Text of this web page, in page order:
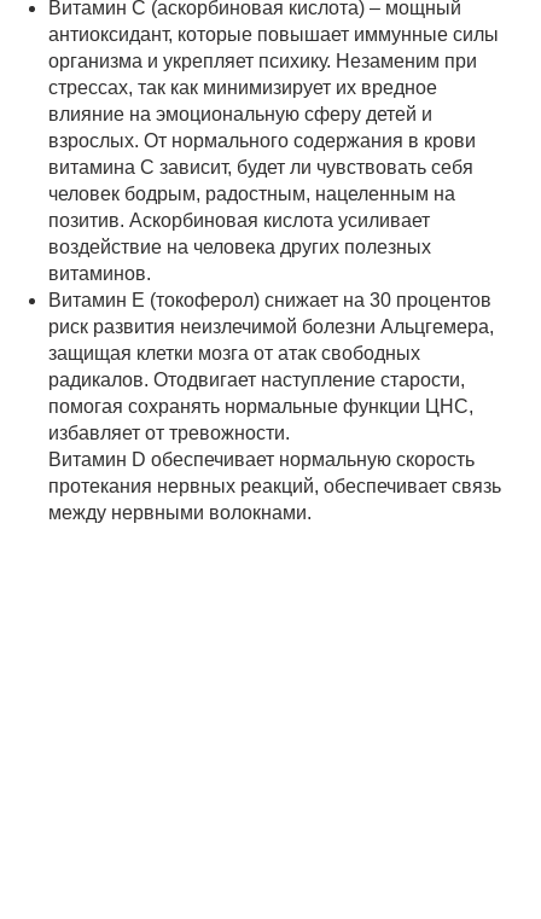
Витамин С (аскорбиновая кислота) – мощный
антиоксидант, которые повышает иммунные силы
организма и укрепляет психику. Незаменим при
стрессах, так как минимизирует их вредное
влияние на эмоциональную сферу детей и
взрослых. От нормального содержания в крови
витамина С зависит, будет ли чувствовать себя
человек бодрым, радостным, нацеленным на
позитив. Аскорбиновая кислота усиливает
воздействие на человека других полезных
витаминов.
Витамин Е (токоферол) снижает на 30 процентов
риск развития неизлечимой болезни Альцгемера,
защищая клетки мозга от атак свободных
радикалов. Отодвигает наступление старости,
помогая сохранять нормальные функции ЦНС,
избавляет от тревожности.
Витамин D обеспечивает нормальную скорость
протекания нервных реакций, обеспечивает связь
между нервными волокнами.